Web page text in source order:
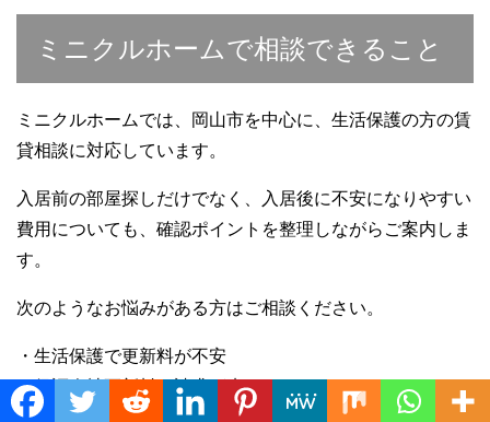
ミニクルホームで相談できること
ミニクルホームでは、岡山市を中心に、生活保護の方の賃
貸相談に対応しています。
入居前の部屋探しだけでなく、入居後に不安になりやすい
費用についても、確認ポイントを整理しながらご案内しま
す。
次のようなお悩みがある方はご相談ください。
・生活保護で更新料が不安
・保証会社更新料の請求が来た
・火災保険や家財保険の更新料が分からないTranslate »